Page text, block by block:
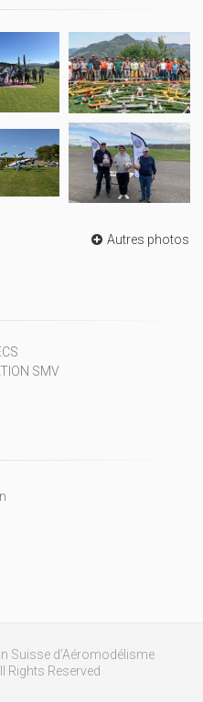
Autres photos
SMV
Suisse d’Aéromodélisme
Rights Reserved